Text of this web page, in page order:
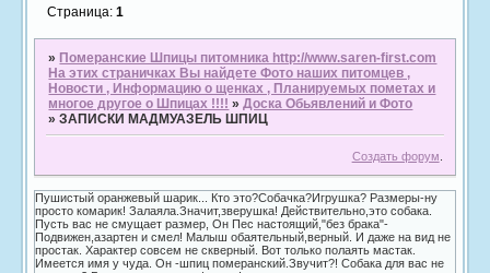
Страница:1
» Померанские Шпицы питомника http://www.saren-first.com
На этих страничках Вы найдете Фото наших питомцев ,
Новости , Информацию о щенках , Планируемых пометах и
многое другое о Шпицах !!!! »Доска Обьявлений и Фото
»ЗАПИСКИ МАДМУАЗЕЛЬ ШПИЦ
Создать форум
Пушистый оранжевый шарик... Кто это?Собачка?Игрушка? Размеры-ну
просто комарик! Залаяла.Значит,зверушка! Действительно,это собака.
Пусть вас не смущает размер, Он Пес настоящий,"без брака"-
Подвижен,азартен и смел! Малыш обаятельный,верный. И даже на вид не
простак. Характер совсем не скверный. Вот только полаять мастак.
Имеется имя у чуда. Он -шпиц померанский.Звучит?! Собака для вас не